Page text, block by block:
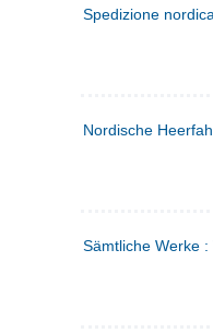
Spedizione
Nordische
Sämtliche Werke :